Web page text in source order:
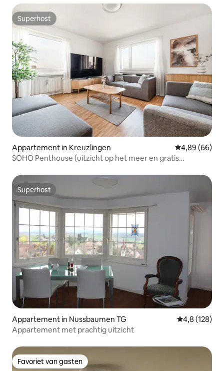
Superhost
Superhost
Appartement in Kreuzlingen Gemiddelde
4,89 (66)
SOHO Penthouse (uitzicht op het meer en gratis
Superhost
Superhost
Appartement in Nussbaumen TG Gemiddelde
4,8 (128)
Appartement met prachtig uitzicht
Favoriet van gasten
Favoriet van gasten